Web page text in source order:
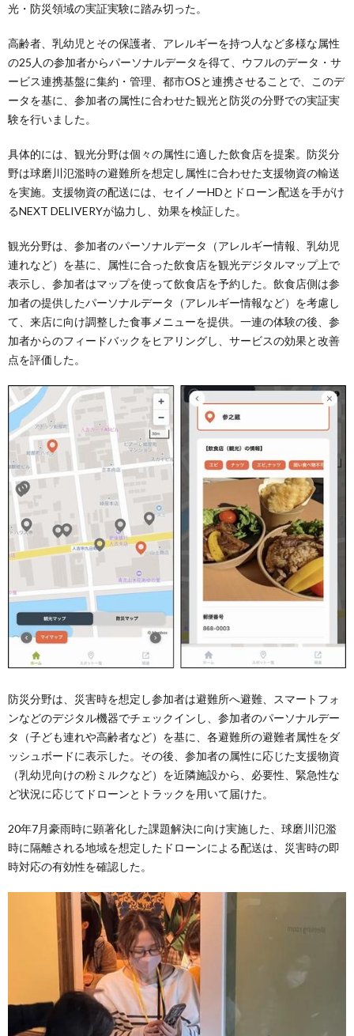
光・防災領域の実証実験に踏み切った。
高齢者、乳幼児とその保護者、アレルギーを持つ人など多様な属性
の25人の参加者からパーソナルデータを得て、ウフルのデータ・サ
ービス連携基盤に集約・管理、都市OSと連携させることで、このデ
ータを基に、参加者の属性に合わせた観光と防災の分野での実証実
験を行いました。
具体的には、観光分野は個々の属性に適した飲食店を提案。防災分
野は球磨川氾濫時の避難所を想定し属性に合わせた支援物資の輸送
を実施。支援物資の配送には、セイノーHDとドローン配送を手がけ
るNEXT DELIVERYが協力し、効果を検証した。
観光分野は、参加者のパーソナルデータ（アレルギー情報、乳幼児
連れなど）を基に、属性に合った飲食店を観光デジタルマップ上で
表示し、参加者はマップを使って飲食店を予約した。飲食店側は参
加者の提供したパーソナルデータ（アレルギー情報など）を考慮し
て、来店に向け調整した食事メニューを提供。一連の体験の後、参
加者からのフィードバックをヒアリングし、サービスの効果と改善
点を評価した。
防災分野は、災害時を想定し参加者は避難所へ避難、スマートフォ
ンなどのデジタル機器でチェックインし、参加者のパーソナルデー
タ（子ども連れや高齢者など）を基に、各避難所の避難者属性をダ
ッシュボードに表示した。その後、参加者の属性に応じた支援物資
（乳幼児向けの粉ミルクなど）を近隣施設から、必要性、緊急性な
ど状況に応じてドローンとトラックを用いて届けた。
20年7月豪雨時に顕著化した課題解決に向け実施した、球磨川氾濫
時に隔離される地域を想定したドローンによる配送は、災害時の即
時対応の有効性を確認した。